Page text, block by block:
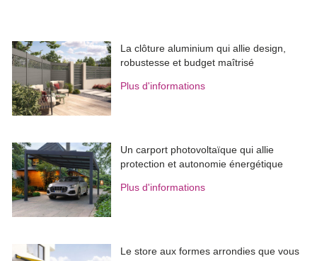
La clôture aluminium qui allie design,
robustesse et budget maîtrisé
Plus d'informations
Un carport photovoltaïque qui allie
protection et autonomie énergétique
Plus d'informations
Le store aux formes arrondies que vous